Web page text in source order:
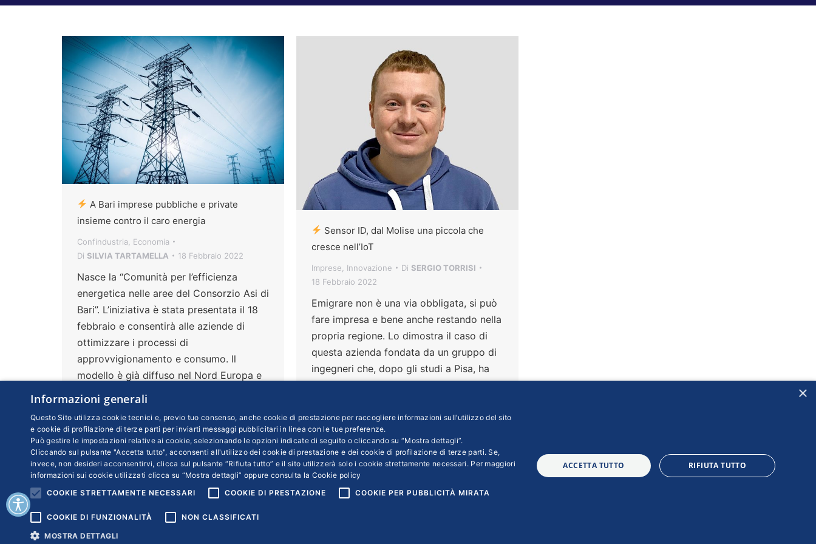
A Bari imprese pubbliche e private
insieme contro il caro energia
Confindustria
Economia
Di SILVIA TARTAMELLA 18 Febbraio 2022
Nasce la “Comunità per l’efficienza
energetica nelle aree del Consorzio Asi di
Bari”. L’iniziativa è stata presentata il 18
febbraio e consentirà alle aziende di
ottimizzare i processi di
approvvigionamento e consumo. Il
modello è già diffuso nel Nord Europa e
Sergio Fontana auspica un sostegno da
parte della Pubblica amministrazione con
procedure più semplici e veloci
Sensor ID, dal Molise una piccola che
cresce nell’IoT
Imprese Innovazione Di SERGIO TORRISI
18 Febbraio 2022
Emigrare non è una via obbligata, si può
fare impresa e bene anche restando nella
propria regione. Lo dimostra il caso di
questa azienda fondata da un gruppo di
ingegneri che, dopo gli studi a Pisa, ha
deciso di creare lavoro a Campochiaro,
l’amministratore delegato Alfredo
Salvatore ci racconta i numerosi progetti
in corso
×
Informazioni generali
Questo Sito utilizza cookie tecnici e, previo tuo consenso, anche cookie di prestazione per raccogliere informazioni sull’utilizzo del sito
e cookie di profilazione di terze parti per inviarti messaggi pubblicitari in linea con le tue preferenze.
Può gestire le impostazioni relative ai cookie, selezionando le opzioni indicate di seguito o cliccando su “Mostra dettagli”.
Cliccando sul pulsante "Accetta tutto", acconsenti all'utilizzo dei cookie di prestazione e dei cookie di profilazione di terze parti. Se,
invece, non desideri acconsentirvi, clicca sul pulsante “Rifiuta tutto” e il sito utilizzerà solo i cookie strettamente necessari. Per maggiori
informazioni sui cookie utilizzati clicca su “Mostra dettagli” oppure consulta la Cookie policy
COOKIE STRETTAMENTE NECESSARI
COOKIE DI PRESTAZIONE COOKIE PER PUBBLICITÀ MIRATA
COOKIE DI FUNZIONALITÀ NON CLASSIFICATI
MOSTRA DETTAGLI
ACCETTA TUTTO RIFIUTA TUTTO